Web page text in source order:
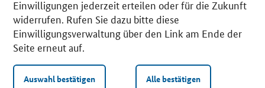
Einwilligungen jederzeit erteilen oder für die Zukunft
widerrufen. Rufen Sie dazu bitte diese
Einwilligungsverwaltung über den Link am Ende der
Seite erneut auf.
Auswahl bestätigen Alle bestätigen